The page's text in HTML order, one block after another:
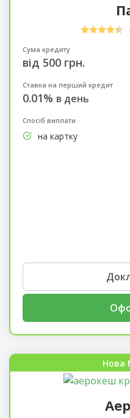
Сума кредиту
від 500 грн.
Ставка на перший кредит
0.01% в день
Спосіб виплати
на картку
Нова